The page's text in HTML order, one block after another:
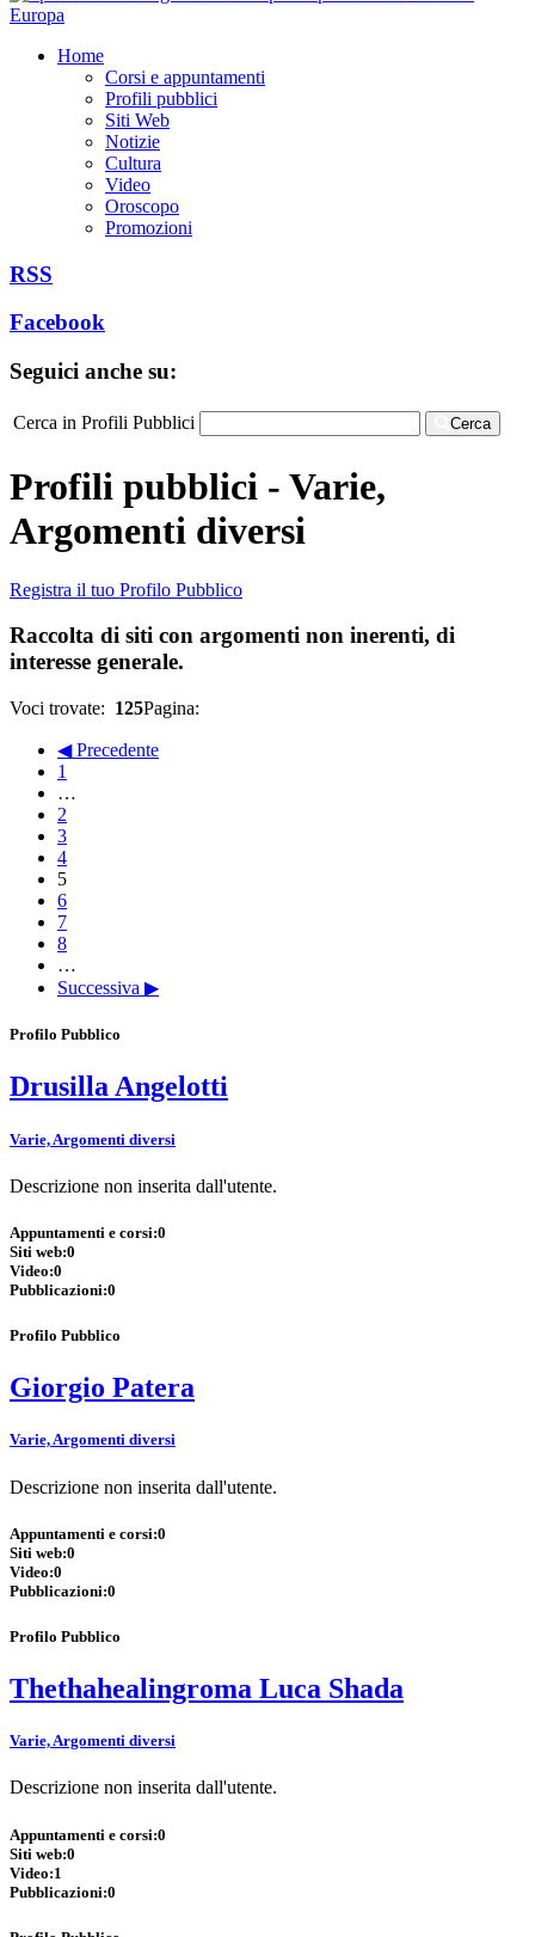
Home
Corsi e appuntamenti
Profili pubblici
Siti Web
Notizie
Cultura
Video
Oroscopo
Promozioni
RSS
Facebook
Seguici anche su:
Cerca in Profili Pubblici Cerca
Profili pubblici - Varie,
Argomenti diversi
Registra il tuo Profilo Pubblico
Raccolta di siti con argomenti non inerenti, di
interesse generale.
Voci trovate: 125Pagina:
◀ Precedente
1
…
2
3
4
5
6
7
8
…
Successiva ▶
Profilo Pubblico
Drusilla Angelotti
Varie, Argomenti diversi
Descrizione non inserita dall'utente.
Appuntamenti e corsi:0
Siti web:0
Video:0
Pubblicazioni:0
Profilo Pubblico
Giorgio Patera
Varie, Argomenti diversi
Descrizione non inserita dall'utente.
Appuntamenti e corsi:0
Siti web:0
Video:0
Pubblicazioni:0
Profilo Pubblico
Thethahealingroma Luca Shada
Varie, Argomenti diversi
Descrizione non inserita dall'utente.
Appuntamenti e corsi:0
Siti web:0
Video:1
Pubblicazioni:0